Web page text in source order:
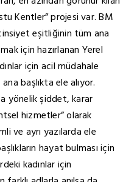
Kentler” projesi var. BM
eşitliğinin tüm ana
için hazırlanan Yerel
için acil müdahale
başlıkta ele alıyor.
yönelik şiddet, karar
hizmetler” olarak
ve ayrı yazılarda ele
hayat bulması için
kadınlar için